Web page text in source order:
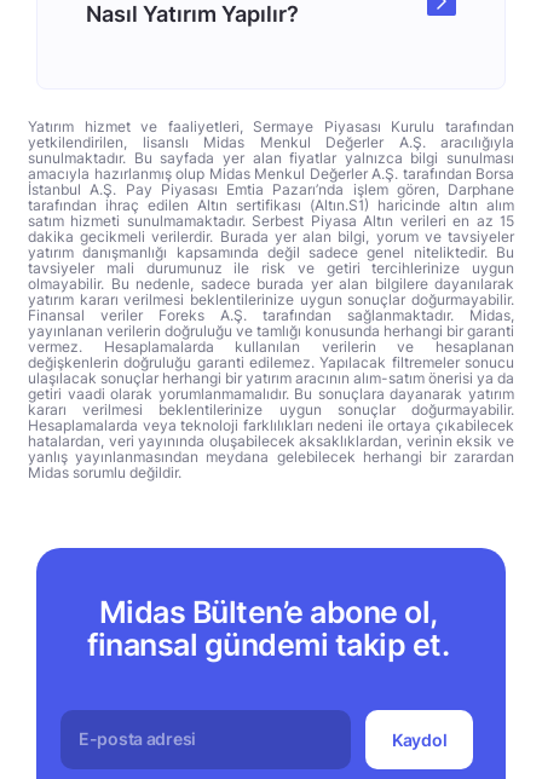
Nasıl Yatırım Yapılır?
Yatırım hizmet ve faaliyetleri, Sermaye Piyasası Kurulu tarafından
yetkilendirilen, lisanslı Midas Menkul Değerler A.Ş. aracılığıyla
sunulmaktadır. Bu sayfada yer alan fiyatlar yalnızca bilgi sunulması
amacıyla hazırlanmış olup Midas Menkul Değerler A.Ş. tarafından Borsa
İstanbul A.Ş. Pay Piyasası Emtia Pazarı’nda işlem gören, Darphane
tarafından ihraç edilen Altın sertifikası (Altın.S1) haricinde altın alım
satım hizmeti sunulmamaktadır. Serbest Piyasa Altın verileri en az 15
dakika gecikmeli verilerdir. Burada yer alan bilgi, yorum ve tavsiyeler
yatırım danışmanlığı kapsamında değil sadece genel niteliktedir. Bu
tavsiyeler mali durumunuz ile risk ve getiri tercihlerinize uygun
olmayabilir. Bu nedenle, sadece burada yer alan bilgilere dayanılarak
yatırım kararı verilmesi beklentilerinize uygun sonuçlar doğurmayabilir.
Finansal veriler Foreks A.Ş. tarafından sağlanmaktadır. Midas,
yayınlanan verilerin doğruluğu ve tamlığı konusunda herhangi bir garanti
vermez. Hesaplamalarda kullanılan verilerin ve hesaplanan
değişkenlerin doğruluğu garanti edilemez. Yapılacak filtremeler sonucu
ulaşılacak sonuçlar herhangi bir yatırım aracının alım-satım önerisi ya da
getiri vaadi olarak yorumlanmamalıdır. Bu sonuçlara dayanarak yatırım
kararı verilmesi beklentilerinize uygun sonuçlar doğurmayabilir.
Hesaplamalarda veya teknoloji farklılıkları nedeni ile ortaya çıkabilecek
hatalardan, veri yayınında oluşabilecek aksaklıklardan, verinin eksik ve
yanlış yayınlanmasından meydana gelebilecek herhangi bir zarardan
Midas sorumlu değildir.
Midas Bülten’e abone ol,
finansal gündemi takip et.
Kaydol